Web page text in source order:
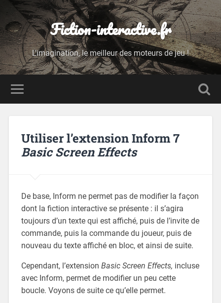
Fiction-interactive.fr
L'imagination, le meilleur des moteurs de jeu !
Utiliser l’extension Inform 7
Basic Screen Effects
De base, Inform ne permet pas de modifier la façon
dont la fiction interactive se présente : il s’agira
toujours d’un texte qui est affiché, puis de l’invite de
commande, puis la commande du joueur, puis de
nouveau du texte affiché en bloc, et ainsi de suite.
Cependant, l’extension Basic Screen Effects, incluse
avec Inform, permet de modifier un peu cette
boucle. Voyons de suite ce qu’elle permet.